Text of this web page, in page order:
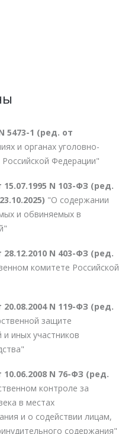
5473-1 (ред. от
и органах уголовно-
Федерации"
N 103-ФЗ (ред.
"О содержании
и обвиняемых в
N 403-ФЗ (ред.
комитете Российской
N 119-ФЗ (ред.
защите
иных участников
N 76-ФЗ (ред.
контроле за
в местах
и о содействии лицам,
содержания"